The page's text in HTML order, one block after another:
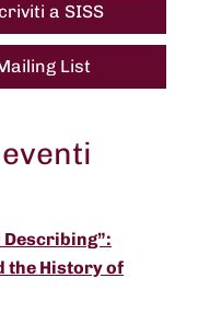
a SISS
List
Describing”:
the History of